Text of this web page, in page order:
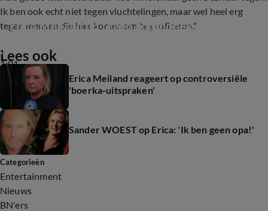
Ik ben ook echt niet tegen vluchtelingen, maar wel heel erg
tegen mensen die hier komen om te profiteren."
1:01
Erica Meiland fel tegen hoofddoek
Lees ook
Erica Meiland reageert op controversiële
'boerka-uitspraken'
Sander WOEST op Erica: 'Ik ben geen opa!'
Categorieën
Entertainment
Nieuws
BN'ers